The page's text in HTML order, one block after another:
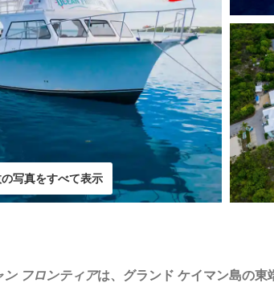
写真をすべて表示
ン フロンティアは、グランド ケイマン島の